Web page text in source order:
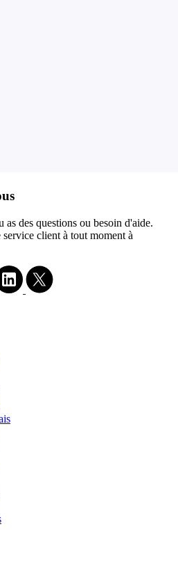
des questions ou besoin d'aide.
client à tout moment à